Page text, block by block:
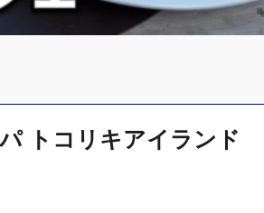
パ トコリキアイランド